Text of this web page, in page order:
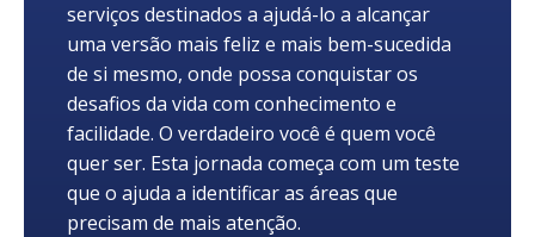
serviços destinados a ajudá-lo a alcançar
uma versão mais feliz e mais bem-sucedida
de si mesmo, onde possa conquistar os
desafios da vida com conhecimento e
facilidade. O verdadeiro você é quem você
quer ser. Esta jornada começa com um teste
que o ajuda a identificar as áreas que
precisam de mais atenção.